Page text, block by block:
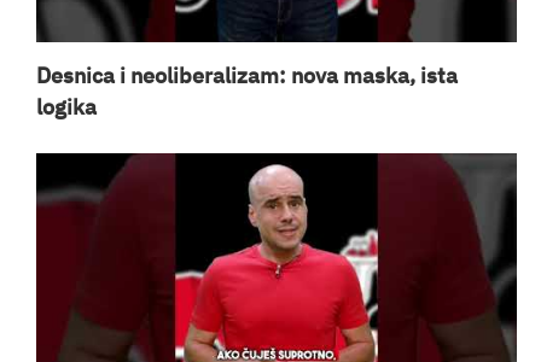
Desnica i neoliberalizam: nova maska, ista
logika